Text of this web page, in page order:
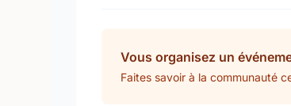
Vous organisez un
Faites savoir à la communauté